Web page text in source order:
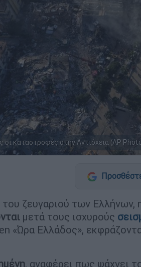
οι καταστροφές στην Αντιόχεια (AP
ζευγαριού των Ελλήνων,
μετά τους ισχυρούς
«Ώρα Ελλάδος»,
, αναφέρει πως ψάχνει